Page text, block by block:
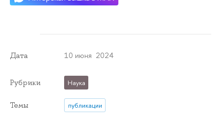
Дата 10 июня 2024
Рубрики Наука
Темы публикации